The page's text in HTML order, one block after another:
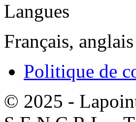
Langues
Français, anglais
Politique de
© 2025 -